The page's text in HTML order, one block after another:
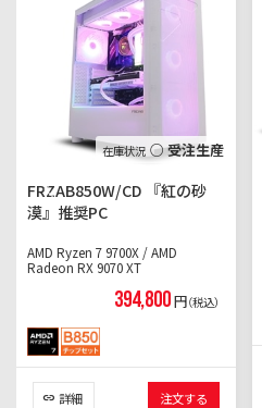
○ 受注生産
FRZAB850W/CD 『紅の砂
漠』推奨PC
AMD Ryzen 7 9700X / AMD
Radeon RX 9070 XT
394,800円（税込）
詳細 注文する